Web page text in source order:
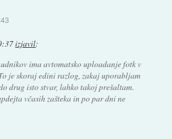
izjavil:
ima avtomatsko uploadanje fotk v
je skoraj edini razlog, zakaj uporabljam
drug isto stvar, lahko takoj prešaltam.
včasih zašteka in po par dni ne